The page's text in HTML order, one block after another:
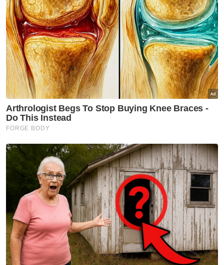
"Kebanyakan kes samseng jalanan yang kita
tangkap ini di KM17 hingga KM25 yang mana
ia jadi tumpuan disebabkan keadaan muka
bumi jalan itu yang lurus berbanding KM lain
yang agak berselekoh.
"Tapi mereka ini bukannya dari awal sudah
merancang perlumbaan, tapi sekadar mahu
menunjukkan aksi dan biasanya dikesan
memulakan pergerakan antara jam 11 pagi
hingga 2 petang,"katanya.
Artikel Berkaitan:
Khemah biru di pantai Port Dickson diarah henti
operasi mulai 18 November
Aidil dilantik Ketua Polis Daerah Cheras baharu
Shan Gopal pangku jawatan Ketua Polis Daerah
Sepang
Selain itu katanya, sebanyak 48 tangkapan
kes samseng jalanan direkodkan dari Januari